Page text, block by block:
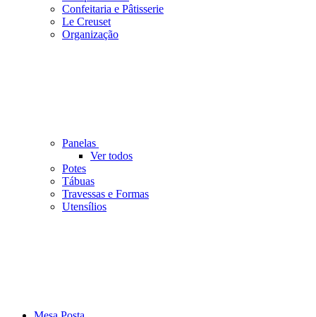
Confeitaria e Pâtisserie
Le Creuset
Organização
Panelas
Ver todos
Potes
Tábuas
Travessas e Formas
Utensílios